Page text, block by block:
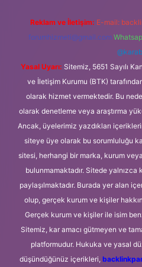
Reklam ve İletişim: E-mail:
forumhizmeti@gmail.com
Yasal Uyarı: Sitemiz, 5651 Sayılı
ve İletişim Kurumu (BTK)
olarak hizmet vermektedir. Bu
olarak denetleme veya araştırma
Ancak, üyelerimiz yazdıkları
siteye üye olarak bu sorumluluğu
sitesi, herhangi bir marka, kurum
bulunmamaktadır. Sitede yalnızca
paylaşılmaktadır. Burada yer alan
olup, gerçek kurum ve kişiler
Gerçek kurum ve kişiler ile isim
Sitemiz, kar amacı gütmeyen ve
platformudur. Hukuka ve yasal
düşündüğünüz içerikleri,